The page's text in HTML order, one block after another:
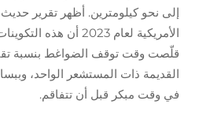
إلى نحو كيلومترين. أظهر تقرير
الأمريكية لعام 2023
القديمة ذات المستشعر الواحد،
في وقت مبكر قبل أن تتفاقم.